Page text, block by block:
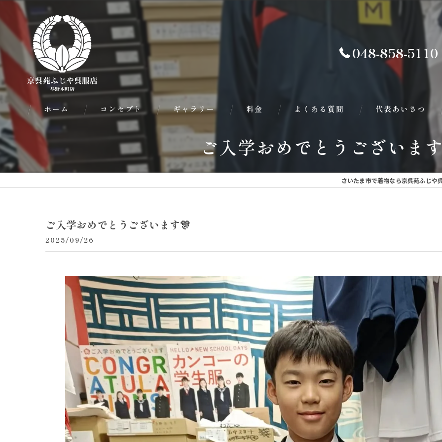
048-858-5110
ホーム コンセプト ギャラリー 料金 よくある質問 代表あいさつ
ご入学おめでとうございま
さいたま市で着物なら京呉苑ふじや
ご入学おめでとうございます🎊
2025/09/26